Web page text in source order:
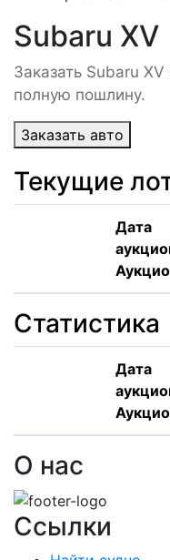
Subaru XV
Заказать Subaru
полную пошлину.
Заказать авто
Текущие
Дата
Статистика
Дата
О нас
Ссылки